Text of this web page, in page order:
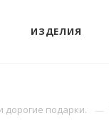
ИЗДЕЛИЯ
подарки.